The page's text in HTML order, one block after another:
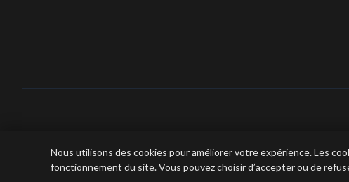
Nous utilisons des cookies pour améliorer votre expérience. Les
fonctionnement du site. Vous pouvez choisir d’accepter ou de